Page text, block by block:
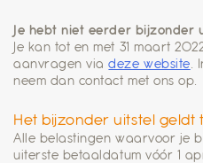
Je hebt niet eerder bijzonder
Je kan tot en met 31 maart
aanvragen viadeze website
neem dan contact met ons op.
Het bijzonder uitstel geldt
Alle belastingen waarvoor je
uiterste betaaldatum vóór 1